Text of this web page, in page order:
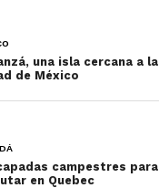
una isla cercana a la
de México
campestres para
en Quebec